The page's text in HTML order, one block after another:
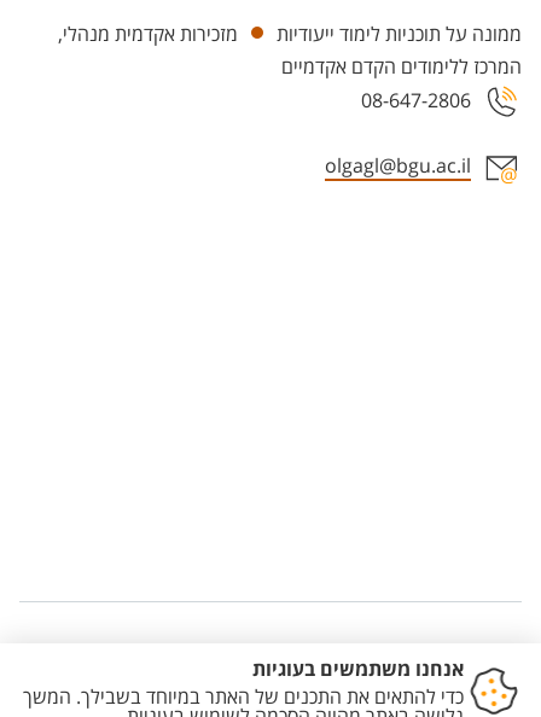
Departments
ממונה על תוכניות לימוד ייעודיות
מזכירות אקדמית מנהלי,
המרכז ללימודים הקדם אקדמיים
08-647-2806
olgagl@bgu.ac.il